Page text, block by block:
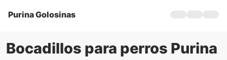
Purina Golosinas
Golosinas
Bocadillos para perros Purina